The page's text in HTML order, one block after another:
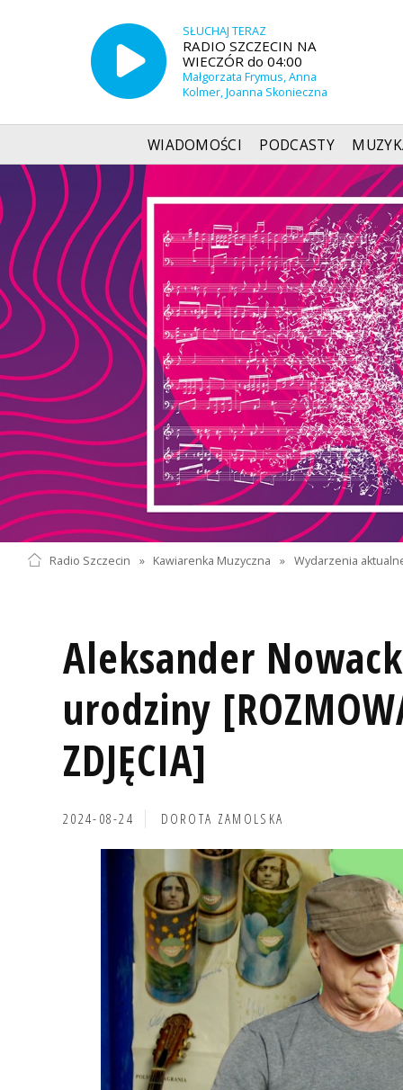
SŁUCHAJ TERAZ
RADIO SZCZECIN NA
WIECZÓR do 04:00
Małgorzata Frymus, Anna
Kolmer, Joanna Skonieczna
WIADOMOŚCI PODCASTY
Radio Szczecin » Kawiarenka Muzyczna » Wydarzenia
Aleksander
urodziny
ZDJĘCIA]
2024-08-24 DOROTA ZAMOLSKA